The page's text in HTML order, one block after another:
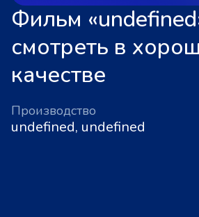
Фильм
смотреть в
качестве
Производство
undefined, undefined